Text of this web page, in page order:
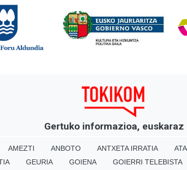
Gertuko informazioa, euskaraz
AMEZTI ANBOTO ANTXETA IRRATIA
GEURIA GOIENA GOIERRI TELEBISTA